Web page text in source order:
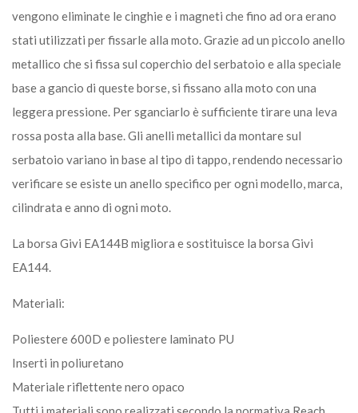
vengono eliminate le cinghie e i magneti che fino ad ora erano
stati utilizzati per fissarle alla moto. Grazie ad un piccolo anello
metallico che si fissa sul coperchio del serbatoio e alla speciale
base a gancio di queste borse, si fissano alla moto con una
leggera pressione. Per sganciarlo è sufficiente tirare una leva
rossa posta alla base. Gli anelli metallici da montare sul
serbatoio variano in base al tipo di tappo, rendendo necessario
verificare se esiste un anello specifico per ogni modello, marca,
cilindrata e anno di ogni moto.
La borsa Givi EA144B migliora e sostituisce la borsa Givi
EA144.
Materiali:
Poliestere 600D e poliestere laminato PU
Inserti in poliuretano
Materiale riflettente nero opaco